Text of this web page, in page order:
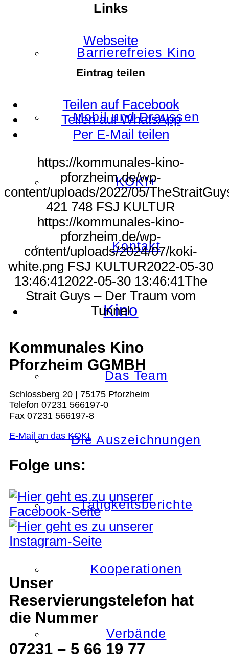
Barrierefreies Kino
Mobil und Draussen
KOKI+
Kontakt
Kino
Das Team
Die Auszeichnungen
Tätigkeitsberichte
Kooperationen
Verbände
Links
Webseite
Eintrag teilen
Teilen auf Facebook
Teilen auf WhatsApp
Per E-Mail teilen
https://kommunales-kino-
pforzheim.de/wp-
content/uploads/2022/05/
421 748 FSJ KULTUR
https://kommunales-kino-
pforzheim.de/wp-
content/uploads/2024/07/koki-
white.png FSJ KULTUR2022-05-30
13:46:412022-05-30 13:46:41The
Strait Guys – Der Traum vom
Tunnel
Kommunales Kino
Pforzheim GGMBH
Schlossberg 20 | 75175 Pforzheim
Telefon 07231 566197-0
Fax 07231 566197-8
E-Mail an das KOKI
Folge uns:
Unser
Reservierungstelefon hat
die Nummer
07231 – 5 66 19 77